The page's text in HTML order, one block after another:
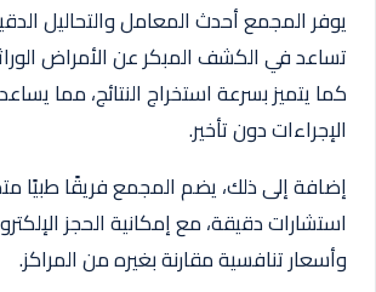
يوفر المجمع أحدث المعامل والتحاليل
تساعد في الكشف المبكر عن الأمراض
كما يتميز بسرعة استخراج النتائج، مما
الإجراءات دون تأخير.
إضافة إلى ذلك، يضم المجمع فريقًا طبيًا
استشارات دقيقة، مع إمكانية الحجز
وأسعار تنافسية مقارنة بغيره من المراكز.